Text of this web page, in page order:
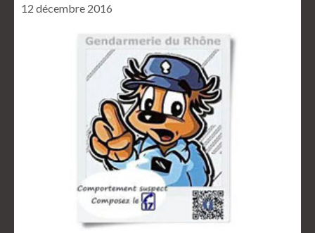
12 décembre 2016